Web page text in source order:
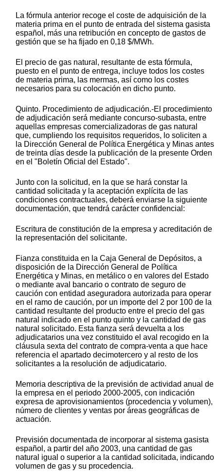
La fórmula anterior recoge el coste de adquisición de la
materia prima en el punto de entrada del sistema gasista
español, más una retribución en concepto de gastos de
gestión que se ha fijado en 0,18 $/MWh.
El precio de gas natural, resultante de esta fórmula,
puesto en el punto de entrega, incluye todos los costes
de materia prima, las mermas, así como los costes
necesarios para su colocación en dicho punto.
Quinto. Procedimiento de adjudicación.-El procedimiento
de adjudicación será mediante concurso-subasta, entre
aquellas empresas comercializadoras de gas natural
que, cumpliendo los requisitos requeridos, lo soliciten a
la Dirección General de Política Energética y Minas antes
de treinta días desde la publicación de la presente Orden
en el "Boletín Oficial del Estado".
Junto con la solicitud, en la que se hará constar la
cantidad solicitada y la aceptación explícita de las
condiciones contractuales, deberá enviarse la siguiente
documentación, que tendrá carácter confidencial:
Escritura de constitución de la empresa y acreditación de
la representación del solicitante.
Fianza constituida en la Caja General de Depósitos, a
disposición de la Dirección General de Política
Energética y Minas, en metálico o en valores del Estado
o mediante aval bancario o contrato de seguro de
caución con entidad aseguradora autorizada para operar
en el ramo de caución, por un importe del 2 por 100 de la
cantidad resultante del producto entre el precio del gas
natural indicado en el punto quinto y la cantidad de gas
natural solicitado. Esta fianza será devuelta a los
adjudicatarios una vez constituido el aval recogido en la
cláusula sexta del contrato de compra-venta a que hace
referencia el apartado decimotercero y al resto de los
solicitantes a la resolución de adjudicatario.
Memoria descriptiva de la previsión de actividad anual de
la empresa en el periodo 2000-2005, con indicación
expresa de aprovisionamientos (procedencia y volumen),
número de clientes y ventas por áreas geográficas de
actuación.
Previsión documentada de incorporar al sistema gasista
español, a partir del año 2003, una cantidad de gas
natural igual o superior a la cantidad solicitada, indicando
volumen de gas y su procedencia.